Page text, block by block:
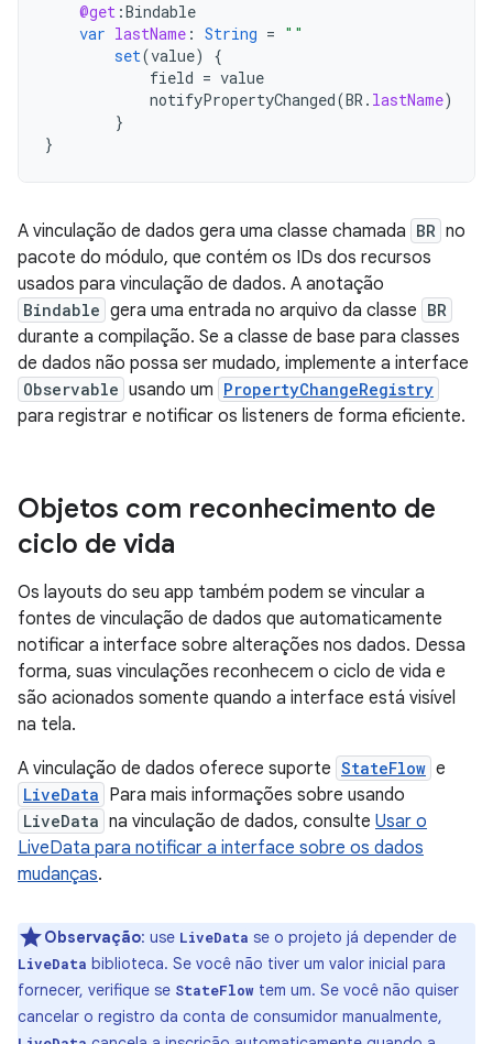
@get :Bindable
var lastName : String = ""
set(value)
{
field = value
notifyPropertyChanged(BR . lastName)
}
}
A vinculação de dados gera uma classe chamada BR no
pacote do módulo, que contém os IDs dos recursos
usados para vinculação de dados. A anotação
Bindable gera uma entrada no arquivo da classe BR
durante a compilação. Se a classe de base para classes
de dados não possa ser mudado, implemente a interface
Observable usando um PropertyChangeRegistry
para registrar e notificar os listeners de forma eficiente.
Objetos com reconhecimento de
ciclo de vida
Os layouts do seu app também podem se vincular a
fontes de vinculação de dados que automaticamente
notificar a interface sobre alterações nos dados. Dessa
forma, suas vinculações reconhecem o ciclo de vida e
são acionados somente quando a interface está visível
na tela.
A vinculação de dados oferece suporte StateFlow e
LiveData Para mais informações sobre usando
LiveData na vinculação de dados, consulte Usar o
LiveData para notificar a interface sobre os dados
mudanças.
Observação: use LiveData se o projeto já depender de
LiveData biblioteca. Se você não tiver um valor inicial para
fornecer, verifique se StateFlow tem um. Se você não quiser
cancelar o registro da conta de consumidor manualmente,